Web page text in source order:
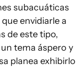
subacuáticas
envidiarle a
de este tipo,
tema áspero y
planea exhibirlo